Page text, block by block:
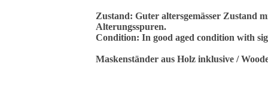
Zustand: Guter altersgemässer Zustand
Alterungsspuren.
Condition: In good aged condition with
Maskenständer aus Holz inklusive /